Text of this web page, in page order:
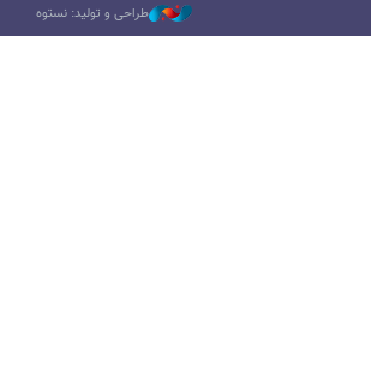
طراحی و تولید: نستوه